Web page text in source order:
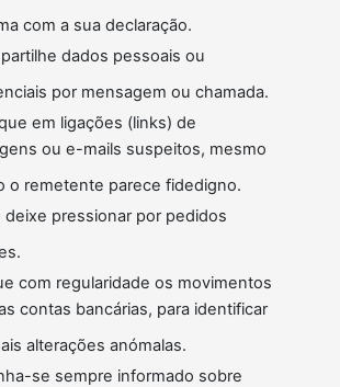
com a sua declaração.
dados pessoais ou
por mensagem ou chamada.
em ligações (links) de
ou e-mails suspeitos, mesmo
o remetente parece fidedigno.
deixe pressionar por pedidos
com regularidade os movimentos
contas bancárias, para identificar
alterações anómalas.
se sempre informado sobre